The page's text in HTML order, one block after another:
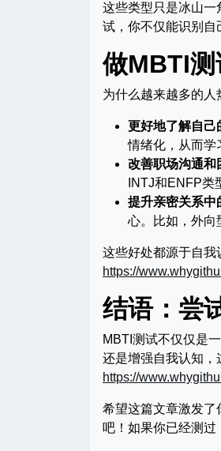
这些类型只是冰山
试，你不仅能识别自
做MBTI
为什么越来越多的人
更好地了解自己
情绪化，从而学
改善职场沟通和
INTJ和ENFP类
提升亲密关系中
心。比如，外向
这些好处都源于自
https://
结语：尝
MBTI测试不仅仅是
还是增强自我认知
https://
希望这篇文章激发了
吧！如果你已经测过